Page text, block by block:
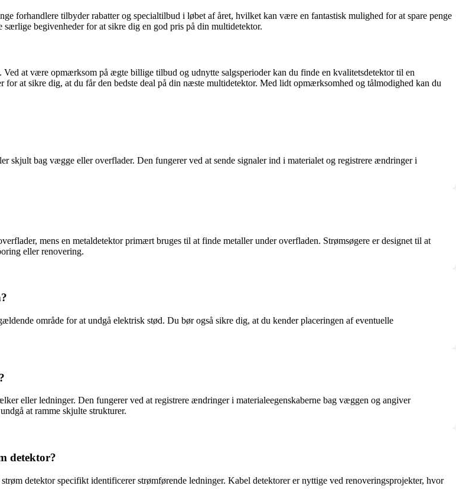
forhandlere tilbyder rabatter og specialtilbud i løbet af året, hvilket kan være en fantastisk mulighed for at spare penge
begivenheder for at sikre dig en god pris på din multidetektor.
at være opmærksom på ægte billige tilbud og udnytte salgsperioder kan du finde en kvalitetsdetektor til en
at sikre dig, at du får den bedste deal på din næste multidetektor. Med lidt opmærksomhed og tålmodighed kan du
skjult bag vægge eller overflader. Den fungerer ved at sende signaler ind i materialet og registrere ændringer i
mens en metaldetektor primært bruges til at finde metaller under overfladen. Strømsøgere er designet til at
eller renovering.
område for at undgå elektrisk stød. Du bør også sikre dig, at du kender placeringen af eventuelle
eller ledninger. Den fungerer ved at registrere ændringer i materialeegenskaberne bag væggen og angiver
at ramme skjulte strukturer.
detektor?
detektor specifikt identificerer strømførende ledninger. Kabel detektorer er nyttige ved renoveringsprojekter, hvor